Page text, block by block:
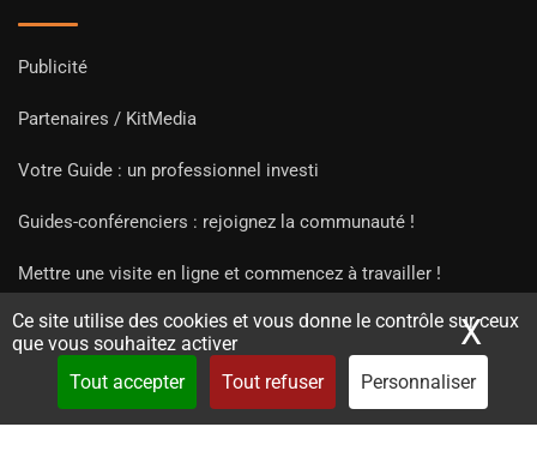
Ce site utilise des cookies et vous donne le contrôle sur ceux
que vous souhaitez activer
Tout accepter
Tout refuser Personnaliser
X
Publicité
Partenaires / KitMedia
Votre Guide : un professionnel investi
Guides-conférenciers : rejoignez la communauté !
Mettre une visite en ligne et commencez à travailler !